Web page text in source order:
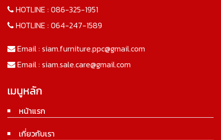
HOTLINE : 086-325-1951
HOTLINE : 064-247-1589
Email : siam.furniture.ppc@gmail.com
Email : siam.sale.care@gmail.com
เมนูหลัก
หน้าแรก
เกี่ยวกับเรา